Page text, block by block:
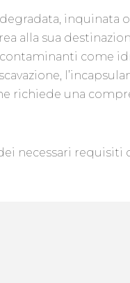
inquinata
alla sua
come
richiede una
necessari